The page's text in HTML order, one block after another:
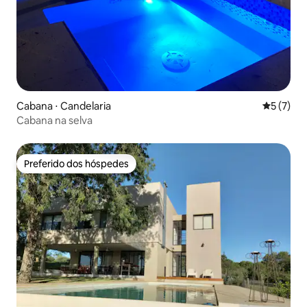
Cabana ⋅ Candelaria 5 de
5 (7)
Cabana na selva
Preferido dos hóspedes
Preferido dos hóspedes